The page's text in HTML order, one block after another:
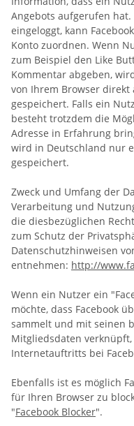
Angebots aufgerufen
eingeloggt, kann
Konto zuordnen. Wenn
zum Beispiel den Like
Kommentar abgeben,
von Ihrem Browser
gespeichert. Falls ein
besteht trotzdem die
Adresse in Erfahrung
wird in Deutschland nur
gespeichert.
Zweck und Umfang der
Verarbeitung und
die diesbezüglichen
zum Schutz der
Datenschutzhinweisen
entnehmen: http://
Wenn ein Nutzer ein
möchte, dass Facebook
sammelt und mit seinen
Mitgliedsdaten
Internetauftritts bei
Ebenfalls ist es möglich
für Ihren Browser zu
"Facebook Blocker".